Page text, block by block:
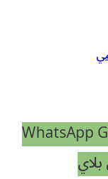
WhatsApp